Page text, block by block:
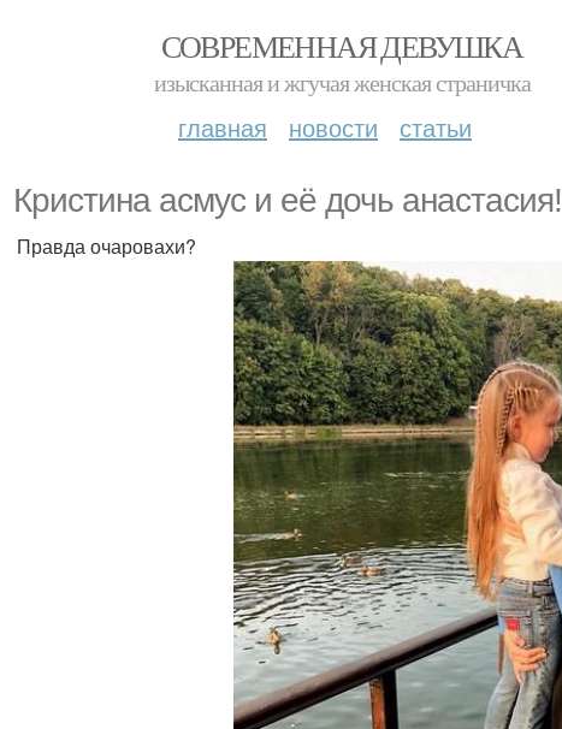
СОВРЕМЕННАЯ ДЕВУШКА
изысканная и жгучая женская страничка
главная новости статьи
Кристина асмус и её дочь анастасия!
Правда очаровахи?